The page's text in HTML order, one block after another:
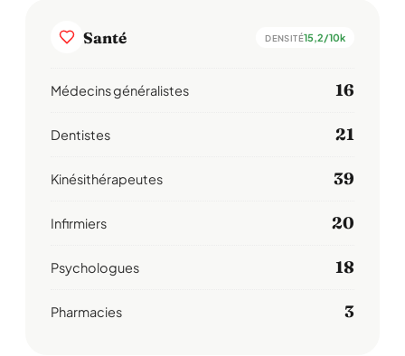
Santé DENSITÉ15,2/10k
Médecins généralistes 16
Dentistes 21
Kinésithérapeutes 39
Infirmiers 20
Psychologues 18
Pharmacies 3